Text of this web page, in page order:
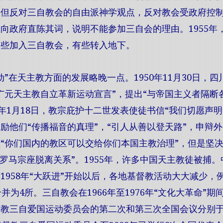
反对三自教会的自由派神学观点，反对教会受政府控
政府直陈其词，说明不能参加三自会的理由。1955
加入三自教会，有些转入地下。
”在天主教方面的发展略晚一点。1950年11月30日，
元天主教自立革新运动宣言”，提出“与帝国主义者隔
1月18日，教宗庇护十二世发表使徒书信“我们切愿声
他们“传播福音的真理”，“引人从善以登天路”，申辩
你们国内的教区可以交给你们本国主教治理”，但是坚
马宗座脱离关系”。1955年，许多中国天主教徒被捕
年“大跃进”开始以后，各地基督教活动大大减少
为4所。三自教会在1966年至1976年“文化大革命”期
三自爱国运动委员会的第二次和第三次全国会议分别